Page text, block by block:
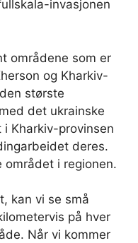
invasjonen
områdene som er
og Kharkiv-
største
det ukrainske
Kharkiv-provinsen
deres.
området i regionen.
kan vi se små
på hver
Når vi kommer